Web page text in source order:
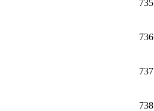
735
736
737
738